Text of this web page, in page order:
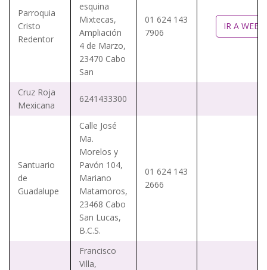
Parroquia
Cristo
Redentor
esquina
Mixtecas,
Ampliación
4 de Marzo,
23470 Cabo
San
01 624 143
7906
IR A WEB
Cruz Roja
Mexicana
6241433300
Santuario
de
Guadalupe
Calle José
Ma.
Morelos y
Pavón 104,
Mariano
Matamoros,
23468 Cabo
San Lucas,
B.C.S.
01 624 143
2666
Francisco
Villa,